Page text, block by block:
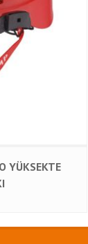
YÜKSEKTE